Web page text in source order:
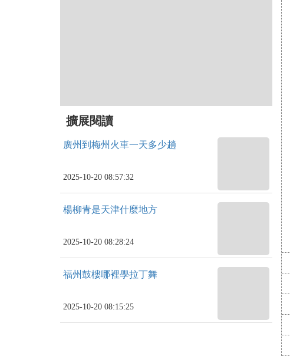
擴展閱讀
廣州到梅州火車一天多少趟
2025-10-20 08:57:32
楊柳青是天津什麼地方
2025-10-20 08:28:24
福州鼓樓哪裡學拉丁舞
2025-10-20 08:15:25